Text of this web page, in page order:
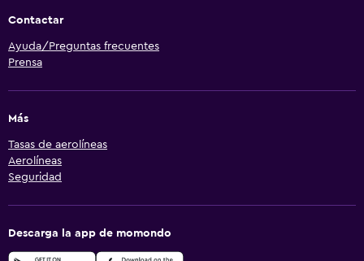
Contactar
Ayuda/Preguntas frecuentes
Prensa
Más
Tasas de aerolíneas
Aerolíneas
Seguridad
Descarga la app de momondo